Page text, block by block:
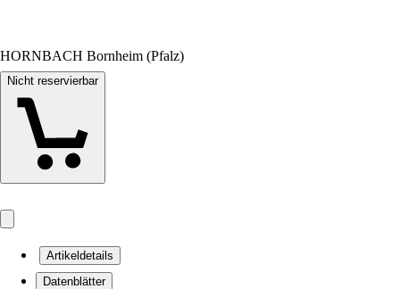
HORNBACH Bornheim (Pfalz)
Nicht reservierbar
Artikeldetails
Datenblätter